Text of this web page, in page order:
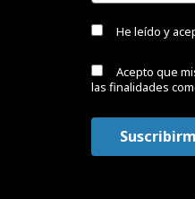
He leído y
Acepto que
las finalidades